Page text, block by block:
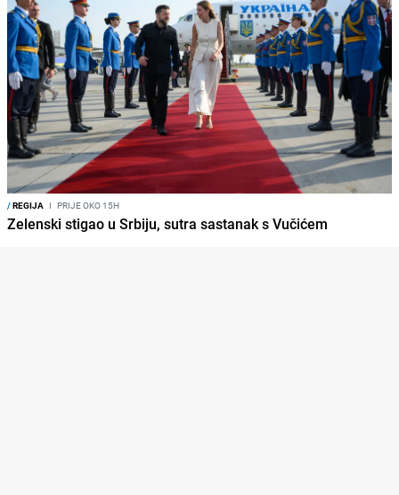
/REGIJA I PRIJE OKO 15H
Zelenski stigao u Srbiju, sutra sastanak s Vučićem